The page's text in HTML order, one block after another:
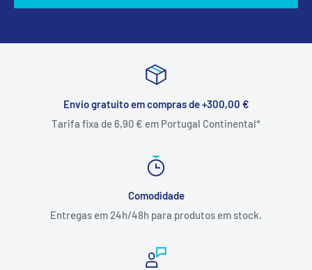
Envio gratuito em compras de +300,00 €
Tarifa fixa de 6,90 € em Portugal Continental*
Comodidade
Entregas em 24h/48h para produtos em stock.